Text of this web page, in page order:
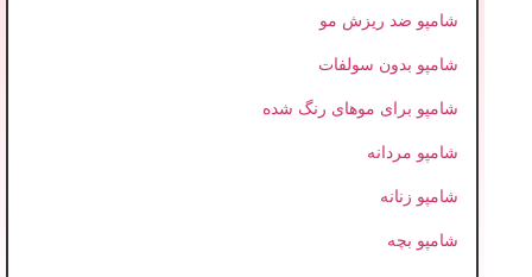
شامپو ضد ریزش مو
شامپو بدون سولفات
شامپو برای موهای رنگ شده
شامپو مردانه
شامپو زنانه
شامپو بچه